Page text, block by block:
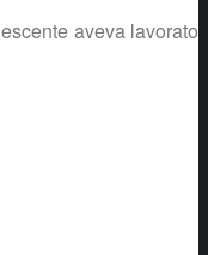
aveva lavorato